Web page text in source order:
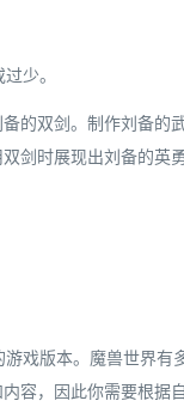
少。
的双剑。制作刘备的
剑时展现出刘备的英勇
戏版本。魔兽世界
容，因此你需要根据